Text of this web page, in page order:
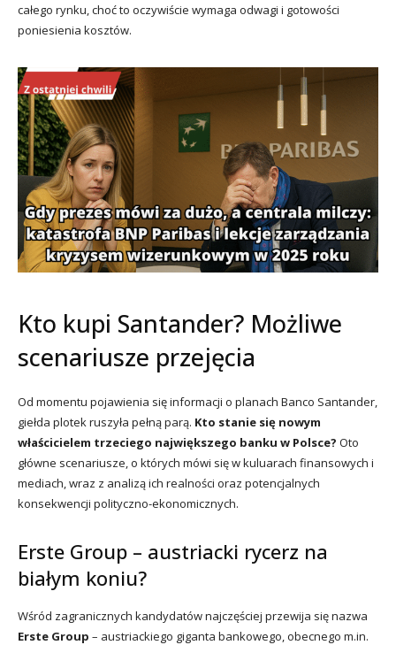
całego rynku, choć to oczywiście wymaga odwagi i gotowości
poniesienia kosztów.
Kto kupi Santander? Możliwe
scenariusze przejęcia
Od momentu pojawienia się informacji o planach Banco Santander,
giełda plotek ruszyła pełną parą. Kto stanie się nowym
właścicielem trzeciego największego banku w Polsce? Oto
główne scenariusze, o których mówi się w kuluarach finansowych i
mediach, wraz z analizą ich realności oraz potencjalnych
konsekwencji polityczno-ekonomicznych.
Erste Group – austriacki rycerz na
białym koniu?
Wśród zagranicznych kandydatów najczęściej przewija się nazwa
Erste Group – austriackiego giganta bankowego, obecnego m.in.